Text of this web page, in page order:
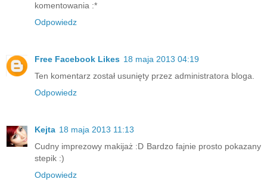
komentowania :*
Odpowiedz
Free Facebook Likes 18 maja 2013 04:19
Ten komentarz został usunięty przez administratora bloga.
Odpowiedz
Kejta 18 maja 2013 11:13
Cudny imprezowy makijaż :D Bardzo fajnie prosto pokazany
stepik :)
Odpowiedz